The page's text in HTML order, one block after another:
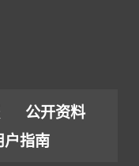
公开资料
户指南